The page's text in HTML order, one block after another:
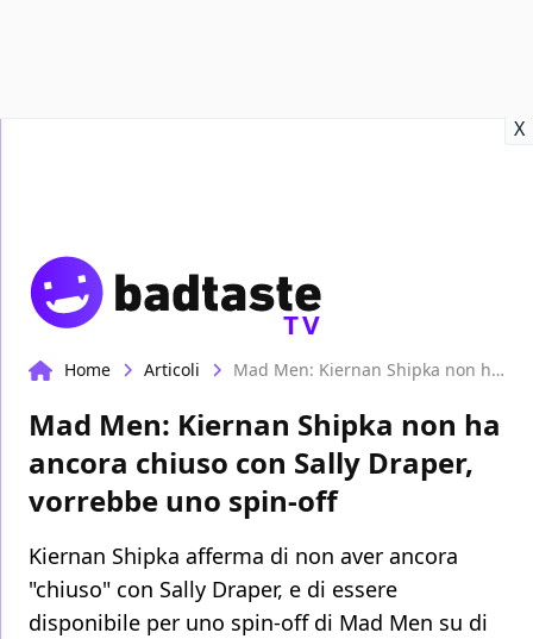
X
TV
Home Articoli Mad Men: Kiernan Shipka non ha ancora chiuso con Sally Draper, vorrebbe uno spin-off
Mad Men: Kiernan Shipka non ha
ancora chiuso con Sally Draper,
vorrebbe uno spin-off
Kiernan Shipka afferma di non aver ancora
"chiuso" con Sally Draper, e di essere
disponibile per uno spin-off di Mad Men su di